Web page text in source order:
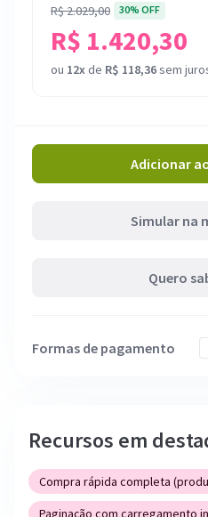
R$ 2.029,00 30% OFF
R$ 1.420,30
ou 12xde R$ 118,36sem
Adicionar
Simular na
Quero
Formas de pagamento
Recursos em
Compra rápida completa
Paginação com carregamento